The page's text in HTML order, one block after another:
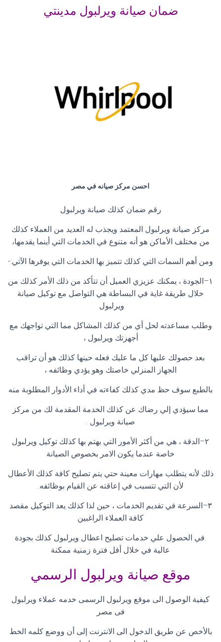
ضمان صيانة ويرلبول مدينتي
احسن مركز صيانه في مصر
رقم ضمان كذلك صيانة ويرلبول
مركز صيانة ويرلبول المعتمد ويجذب له العديد من العملاء كذلك
من مختلف الأماكن هو أنه متنوع في الخدمات التي أينما يقدمها،
ومن أهم السمات التي كذلك تتميز بها الخدمات التي يوفرها الآتي:-
١–الجودة ، يمكنك عزيزي العميل أن تتأكد من ذلك الأمر كذلك من
خلال طريقة غاية في البساطة هي التواصل مع توكيل صيانة
ويرلبول
وطلب مساعدته لحل أي من كذلك المشاكل مما التي تواجهك مع
أجهزتك ويرلبول ،
بعد حصولك عليها كل ما عليك فعله حينها كذلك هو أن تراقب
الجهاز المنزلي خاصتك وهو يؤدي وظائفه ،
بالطبع سوف حظ مدي كذلك كفاءته في أداء الأدوار المطلوبة منه
مما سيؤدي إلي رضاك عن كذلك الخدمة المقدمة لك من مركز
صيانة ويرلبول .
٢–الدقة ، هي من أكثر الأمور التي يهتم بها كذلك توكيل ويرلبول
خاصة عندما يكون الامر بخصوص الصيانة
ذلك لأنه يتطلب مهارات معينة حتي يتم تصليح كافة كذلك الأعطال
لأن التي تتسبب في إعاقته عن القيام بوظائفه.
٣–السرعة في تقديم الخدمات ، حين لذا كذلك يعد التوكيل مقصد
كافة العملاء الراغبين
.في الحصول علي خدمات تصليح اعطال ويرلبول كذلك بجودة
عالية في خلال أقل فترة زمنية ممكنة
موقع صيانة ويرلبول الرسمي
كيفية الوصول الى موقع ويرلبول الرسمى خدمه عملاء ويرلبول
فى مصر
بالأخص عن طريق الدخول الى الانترنت إلى أن ووضع كلمه الخط